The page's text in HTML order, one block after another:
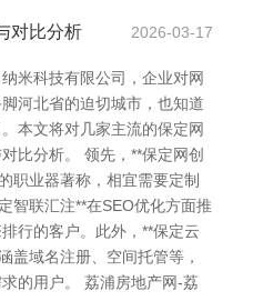
对比分析 2026-03-17
米科技有限公司，企业对网
河北省的迫切城市，也知道
本文将对几家主流的保定网
比分析。 领先，**保定网创
职业器著称，相宜需要定制
智联汇注**在SEO优化方面推
行的客户。此外，**保定云
盖域名注册、空间托管等，
的用户。 荔浦房地产网-荔